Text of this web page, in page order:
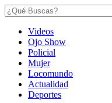
Videos
Ojo Show
Policial
Mujer
Locomundo
Actualidad
Deportes